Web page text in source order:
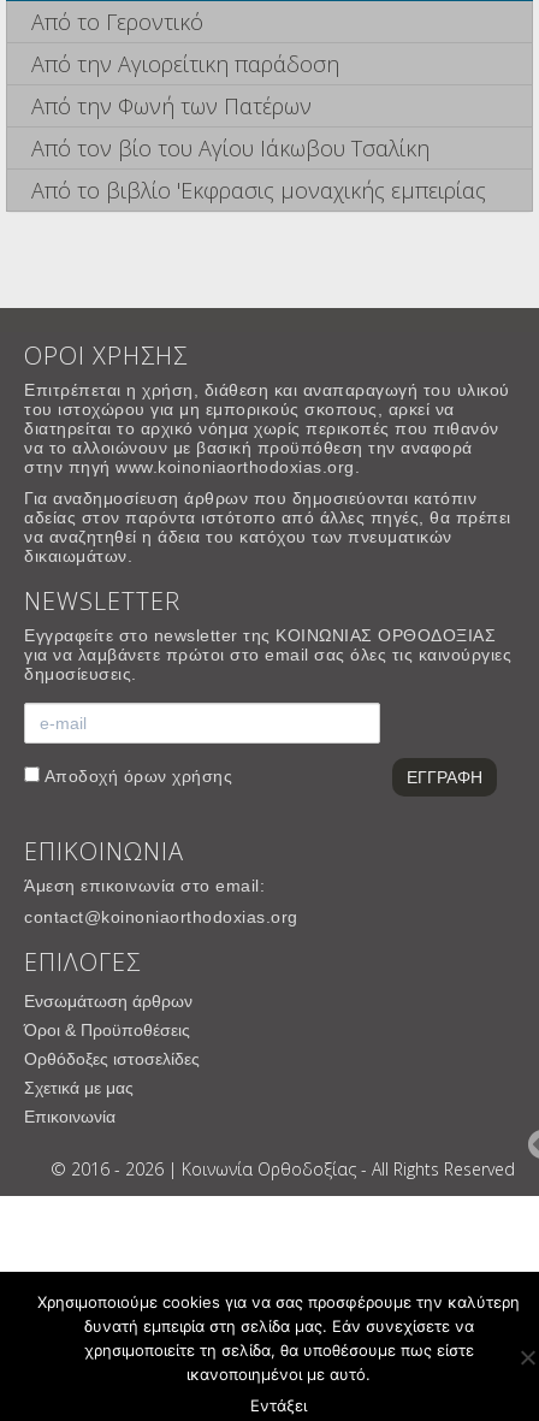
Από το Γεροντικό
Από την Αγιορείτικη παράδοση
Από την Φωνή των Πατέρων
Από τον βίο του Αγίου Ιάκωβου Τσαλίκη
Από το βιβλίο 'Εκφρασις μοναχικής εμπειρίας
ΟΡΟΙ ΧΡΗΣΗΣ
Επιτρέπεται η χρήση, διάθεση και αναπαραγωγή του υλικού
του ιστοχώρου για μη εμπορικούς σκοπους, αρκεί να
διατηρείται το αρχικό νόημα χωρίς περικοπές που πιθανόν
να το αλλοιώνουν με βασική προϋπόθεση την αναφορά
στην πηγή www.koinoniaorthodoxias.org.
Για αναδημοσίευση άρθρων που δημοσιεύονται κατόπιν
αδείας στον παρόντα ιστότοπο από άλλες πηγές, θα πρέπει
να αναζητηθεί η άδεια του κατόχου των πνευματικών
δικαιωμάτων.
NEWSLETTER
Εγγραφείτε στο newsletter της ΚΟΙΝΩΝΙΑΣ ΟΡΘΟΔΟΞΙΑΣ
για να λαμβάνετε πρώτοι στο email σας όλες τις καινούργιες
δημοσίευσεις.
Αποδοχή όρων χρήσης
ΕΠΙΚΟΙΝΩΝΙΑ
Άμεση επικοινωνία στο email:
contact@koinoniaorthodoxias.org
ΕΠΙΛΟΓΕΣ
Ενσωμάτωση άρθρων
Όροι & Προϋποθέσεις
Ορθόδοξες ιστοσελίδες
Σχετικά με μας
Επικοινωνία
© 2016 - 2026 | Κοινωνία Ορθοδοξίας - All Rights Reserved
Χρησιμοποιούμε cookies για να σας προσφέρουμε την καλύτερη
δυνατή εμπειρία στη σελίδα μας. Εάν συνεχίσετε να
χρησιμοποιείτε τη σελίδα, θα υποθέσουμε πως είστε
ικανοποιημένοι με αυτό.
Εντάξει